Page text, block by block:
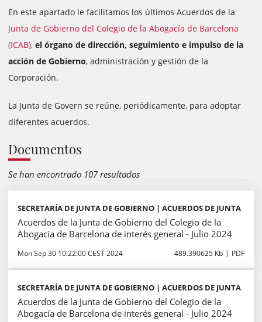
En este apartado le facilitamos los últimos Acuerdos de la
Junta de Gobierno del Colegio de la Abogacía de Barcelona
(ICAB), el órgano de dirección, seguimiento e impulso de la
acción de Gobierno, administración y gestión de la
Corporación.
La Junta de Govern se reúne, periódicamente, para adoptar
diferentes acuerdos.
Documentos
Se han encontrado 107 resultados
SECRETARÍA DE JUNTA DE GOBIERNO | ACUERDOS DE JUNTA
Acuerdos de la Junta de Gobierno del Colegio de la
Abogacía de Barcelona de interés general - Julio 2024
Mon Sep 30 10:22:00 CEST 2024 489.390625 Kb PDF
SECRETARÍA DE JUNTA DE GOBIERNO | ACUERDOS DE JUNTA
Acuerdos de la Junta de Gobierno del Colegio de la
Abogacía de Barcelona de interés general - Julio 2024